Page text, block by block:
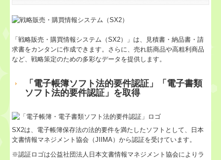
経営者お役立ち情報
お知らせ
交通案内
業務案内
セミナー案内
「戦略販売・購買情報システム（SX2）」は、見積書・納品書・請
求書をカンタンに作成できます。さらに、売れ筋商品や高粗利商品
など、戦略策定のための多彩なデータを提供します。
「電子帳簿ソフト法的要件認証」「電子書類
ソフト法的要件認証」を取得
SX2は、電子帳簿保存法の法的要件を満たしたソフトとして、日本
文書情報マネジメント協会（JIIMA）から認証を受けています。
※認証ロゴは公益社団法人日本文書情報マネジメント協会によりラ